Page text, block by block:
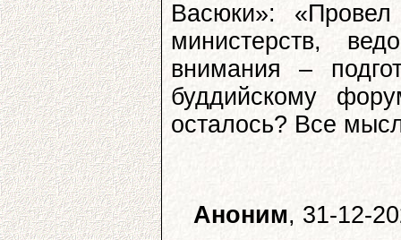
Васюки»:
министерств,
внимания –
буддийскому
осталось? Все
Аноним, 31-12-